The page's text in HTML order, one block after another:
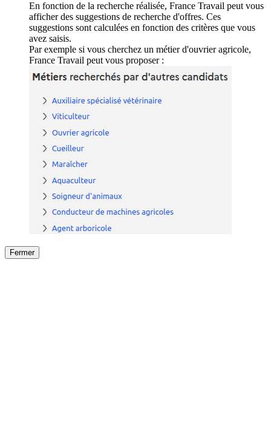
En fonction de la recherche réalisée, France Travail peut vous
afficher des suggestions de recherche d'offres. Ces
suggestions sont calculées en fonction des critères que vous
avez saisis.
Par exemple si vous cherchez un métier d'ouvrier agricole,
France Travail peut vous proposer :
Fermer